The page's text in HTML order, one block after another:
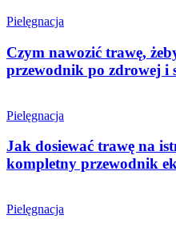
Pielęgnacja
Czym nawozić trawę,
przewodnik po zdrowej i
Pielęgnacja
Jak dosiewać trawę na
kompletny przewodnik
Pielęgnacja